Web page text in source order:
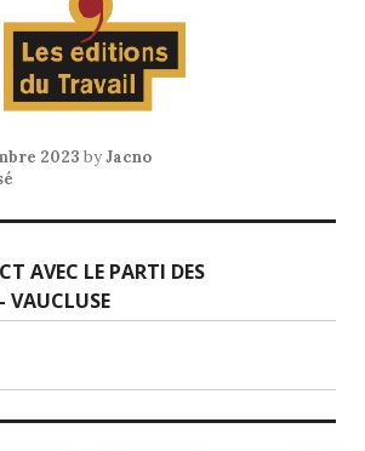
2023 byJacno
AVEC LE PARTI DES
VAUCLUSE